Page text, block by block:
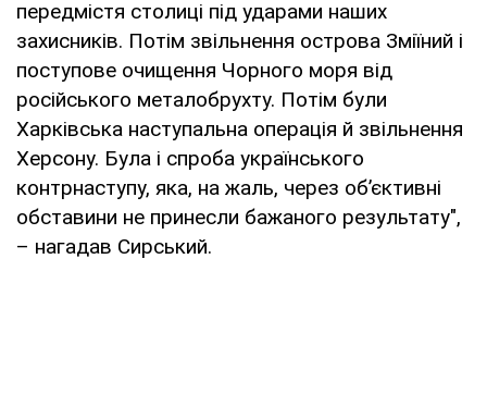
передмістя столиці під ударами наших
захисників. Потім звільнення острова Зміїний і
поступове очищення Чорного моря від
російського металобрухту. Потім були
Харківська наступальна операція й звільнення
Херсону. Була і спроба українського
контрнаступу, яка, на жаль, через об’єктивні
обставини не принесли бажаного результату",
– нагадав Сирський.